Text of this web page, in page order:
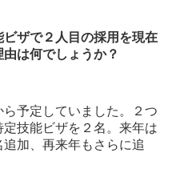
ザで２人目の採用を現在
は何でしょうか？
予定していました。２つ
技能ビザを２名。来年は
加、再来年もさらに追